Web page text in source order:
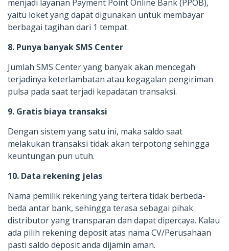
menjadi layanan Payment Point Online Bank (PPOB),
yaitu loket yang dapat digunakan untuk membayar
berbagai tagihan dari 1 tempat.
8. Punya banyak SMS Center
Jumlah SMS Center yang banyak akan mencegah
terjadinya keterlambatan atau kegagalan pengiriman
pulsa pada saat terjadi kepadatan transaksi.
9. Gratis biaya transaksi
Dengan sistem yang satu ini, maka saldo saat
melakukan transaksi tidak akan terpotong sehingga
keuntungan pun utuh.
10. Data rekening jelas
Nama pemilik rekening yang tertera tidak berbeda-
beda antar bank, sehingga terasa sebagai pihak
distributor yang transparan dan dapat dipercaya. Kalau
ada pilih rekening deposit atas nama CV/Perusahaan
pasti saldo deposit anda dijamin aman.